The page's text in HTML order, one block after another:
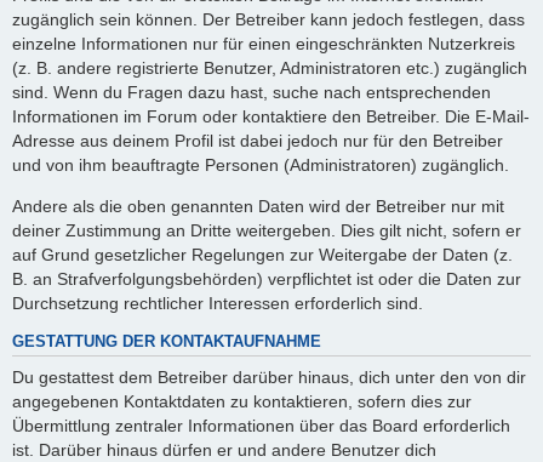
zugänglich sein können. Der Betreiber kann jedoch festlegen, dass
einzelne Informationen nur für einen eingeschränkten Nutzerkreis
(z. B. andere registrierte Benutzer, Administratoren etc.) zugänglich
sind. Wenn du Fragen dazu hast, suche nach entsprechenden
Informationen im Forum oder kontaktiere den Betreiber. Die E-Mail-
Adresse aus deinem Profil ist dabei jedoch nur für den Betreiber
und von ihm beauftragte Personen (Administratoren) zugänglich.
Andere als die oben genannten Daten wird der Betreiber nur mit
deiner Zustimmung an Dritte weitergeben. Dies gilt nicht, sofern er
auf Grund gesetzlicher Regelungen zur Weitergabe der Daten (z.
B. an Strafverfolgungsbehörden) verpflichtet ist oder die Daten zur
Durchsetzung rechtlicher Interessen erforderlich sind.
GESTATTUNG DER KONTAKTAUFNAHME
Du gestattest dem Betreiber darüber hinaus, dich unter den von dir
angegebenen Kontaktdaten zu kontaktieren, sofern dies zur
Übermittlung zentraler Informationen über das Board erforderlich
ist. Darüber hinaus dürfen er und andere Benutzer dich